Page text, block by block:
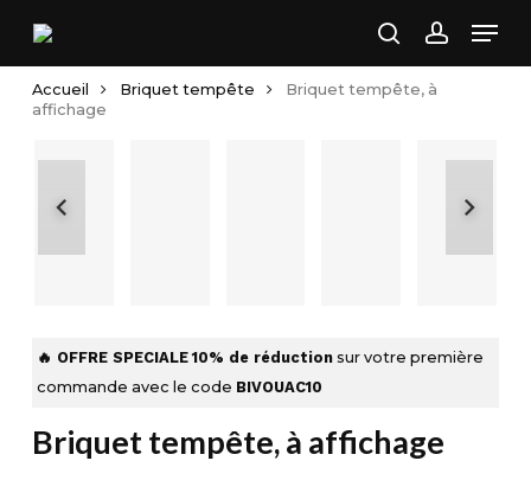
main
content
search
Accueil Briquet tempête
Briquet tempête, à
affichage
🔥 OFFRE SPECIALE 10% de réduction sur votre première
commande avec le code BIVOUAC10
Briquet tempête, à affichage